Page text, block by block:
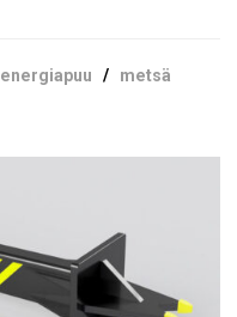
energiapuu / metsä